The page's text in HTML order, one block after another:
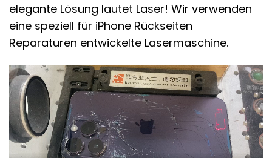
elegante Lösung lautet Laser! Wir verwenden
eine speziell für iPhone Rückseiten
Reparaturen entwickelte Lasermaschine.